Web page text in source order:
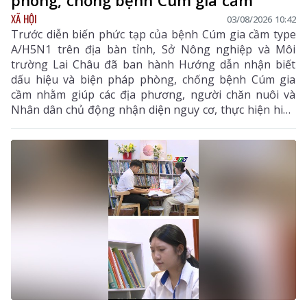
XÃ HỘI 03/08/2026 10:42
Trước diễn biến phức tạp của bệnh Cúm gia cầm type
A/H5N1 trên địa bàn tỉnh, Sở Nông nghiệp và Môi
trường Lai Châu đã ban hành Hướng dẫn nhận biết
dấu hiệu và biện pháp phòng, chống bệnh Cúm gia
cầm nhằm giúp các địa phương, người chăn nuôi và
Nhân dân chủ động nhận diện nguy cơ, thực hiện hiệu
quả các biện pháp phòng, chống dịch, hạn chế lây lan,
bảo vệ đàn gia cầm, sức khỏe cộng đồng và ổn định
sản xuất chăn nuôi. Hướng dẫn tập trung vào các nội
dung chính gồm: đặc điểm dịch tễ của bệnh, dấu hiệu
nhận biết, các biện pháp phòng bệnh, tiêm phòng vắc
xin, giám sát, xử lý ổ dịch và trách nhiệm của chính
quyền, người chăn nuôi, người tiêu dùng trong công